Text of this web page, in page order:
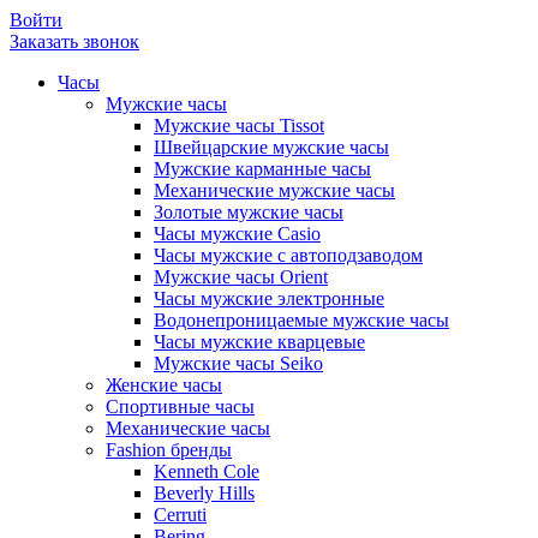
Войти
Заказать звонок
Часы
Мужские часы
Мужские часы Tissot
Швейцарские мужские часы
Мужские карманные часы
Механические мужские часы
Золотые мужские часы
Часы мужские Casio
Часы мужские с автоподзаводом
Мужские часы Orient
Часы мужские электронные
Водонепроницаемые мужские часы
Часы мужские кварцевые
Мужские часы Seiko
Женские часы
Спортивные часы
Механические часы
Fashion бренды
Kenneth Cole
Beverly Hills
Cerruti